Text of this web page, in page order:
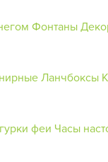
Фонтаны
Ланчбоксы
феи Часы